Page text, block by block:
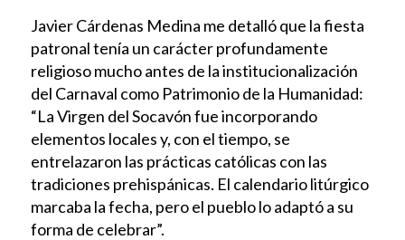
Javier Cárdenas Medina me detalló que la fiesta
patronal tenía un carácter profundamente
religioso mucho antes de la institucionalización
del Carnaval como Patrimonio de la Humanidad:
“La Virgen del Socavón fue incorporando
elementos locales y, con el tiempo, se
entrelazaron las prácticas católicas con las
tradiciones prehispánicas. El calendario litúrgico
marcaba la fecha, pero el pueblo lo adaptó a su
forma de celebrar”.